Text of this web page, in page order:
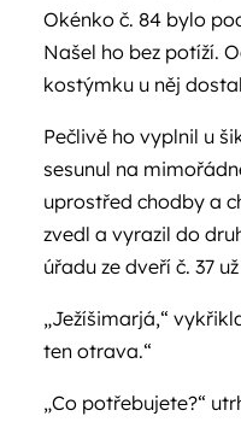
Okénko č. 84 bylo
Našel ho bez potíží.
kostýmku u něj
Pečlivě ho vyplnil u
sesunul na
uprostřed chodby a
zvedl a vyrazil do
úřadu ze dveří č. 37
„Ježíšimarjá,“
ten otrava.“
„Co potřebujete?“